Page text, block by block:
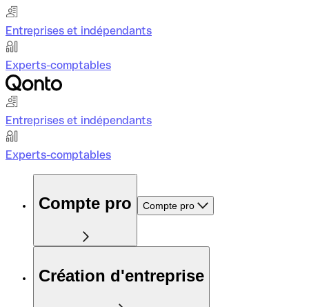
Entreprises et indépendants
Experts-comptables
Entreprises et indépendants
Experts-comptables
Compte pro Compte pro
Création d'entreprise